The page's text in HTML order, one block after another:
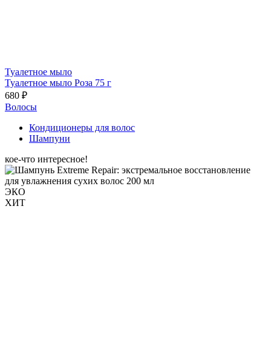
Туалетное мыло
Туалетное мыло Роза 75 г
680 ₽
Волосы
Кондиционеры для волос
Шампуни
кое-что интересное!
ЭКО
ХИТ